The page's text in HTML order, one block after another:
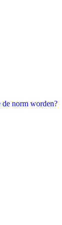
norm worden?